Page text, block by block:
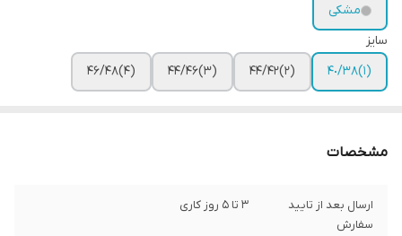
مشکی
سایز
(١)٣٨/۴٠
(٢)۴٢/۴۴ (٣)۴۴/۴۶ (۴)۴۶/۴٨
مشخصات
ارسال بعد از تایید
سفارش
3 تا 5 روز کاری